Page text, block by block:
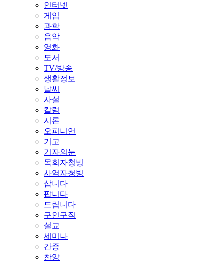
인터넷
게임
과학
음악
영화
도서
TV/방송
생활정보
날씨
사설
칼럼
시론
오피니언
기고
기자의눈
목회자청빙
사역자청빙
삽니다
팝니다
드립니다
구인구직
설교
세미나
간증
찬양